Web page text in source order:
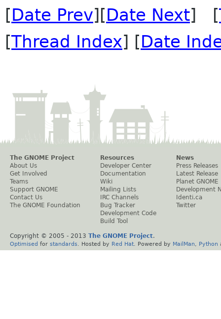
[Date Prev][Date Next] [
[Thread Index] [Date
The GNOME Project
About Us
Get Involved
Teams
Support GNOME
Contact Us
The GNOME Foundation
Resources
Developer Center
Documentation
Wiki
Mailing Lists
IRC Channels
Bug Tracker
Development Code
Build Tool
News
Press Releases
Latest Release
Planet GNOME
Development
Identi.ca
Twitter
Copyright © 2005 - 2013 The GNOME Project.
Optimised for standards . Hosted by Red Hat . Powered by MailMan Python